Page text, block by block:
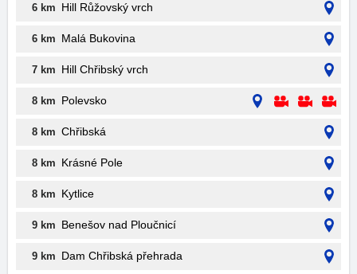
6 km Hill Růžovský vrch
6 km Malá Bukovina
7 km Hill Chřibský vrch
8 km Polevsko
8 km Chřibská
8 km Krásné Pole
8 km Kytlice
9 km Benešov nad Ploučnicí
9 km Dam Chřibská přehrada